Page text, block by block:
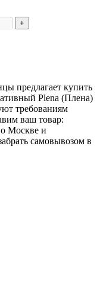
предлагает купить
Plena (Плена)
требованиям
ваш товар:
Москве и
самовывозом в